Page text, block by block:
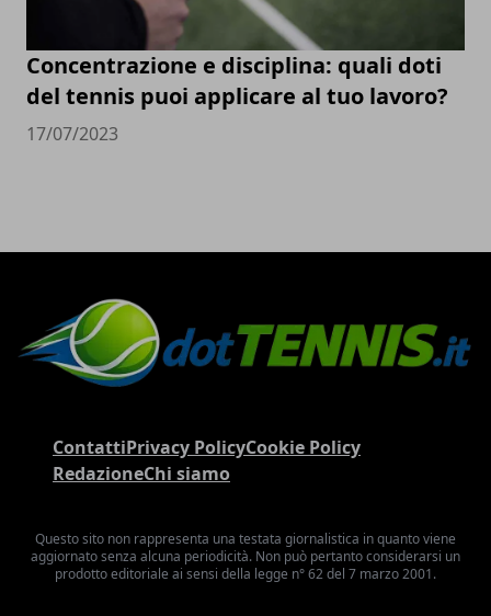
Concentrazione e disciplina: quali doti
del tennis puoi applicare al tuo lavoro?
17/07/2023
ContattiPrivacy PolicyCookie Policy
RedazioneChi siamo
Questo sito non rappresenta una testata giornalistica in quanto viene
aggiornato senza alcuna periodicità. Non può pertanto considerarsi un
prodotto editoriale ai sensi della legge n° 62 del 7 marzo 2001.